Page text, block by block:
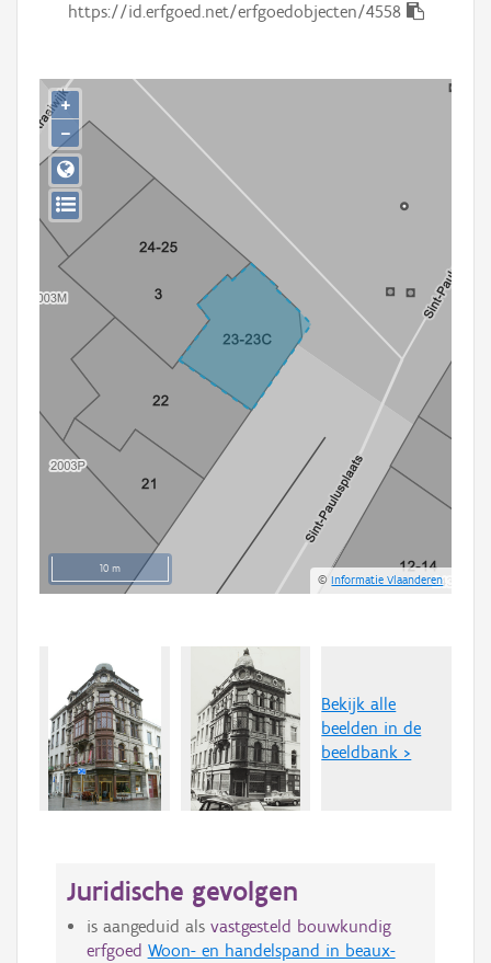
Gebeurtenis
Downloads
Hergebruik
Aanmelden
https://id.erfgoed.net/erfgoedobjecten/4558
10 m
©Informatie Vlaanderen
+
−
Bekijk alle
beelden in de
beeldbank >
Juridische gevolgen
is aangeduid als vastgesteld bouwkundig
erfgoed Woon- en handelspand in beaux-